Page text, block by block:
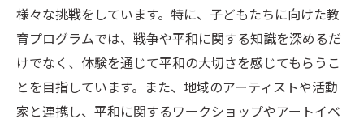
様々な挑戦をしています。特に、子どもたちに向けた教
育プログラムでは、戦争や平和に関する知識を深めるだ
けでなく、体験を通じて平和の大切さを感じてもらうこ
とを目指しています。また、地域のアーティストや活動
家と連携し、平和に関するワークショップやアートイベ